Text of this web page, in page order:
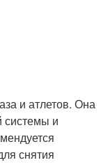
и атлетов. Она
системы и
снятия